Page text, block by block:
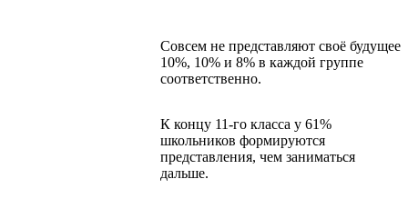
Совсем не представляют своё будущее
10%, 10% и 8% в каждой группе
соответственно.
К концу 11-го класса у 61%
школьников формируются
представления, чем заниматься
дальше.